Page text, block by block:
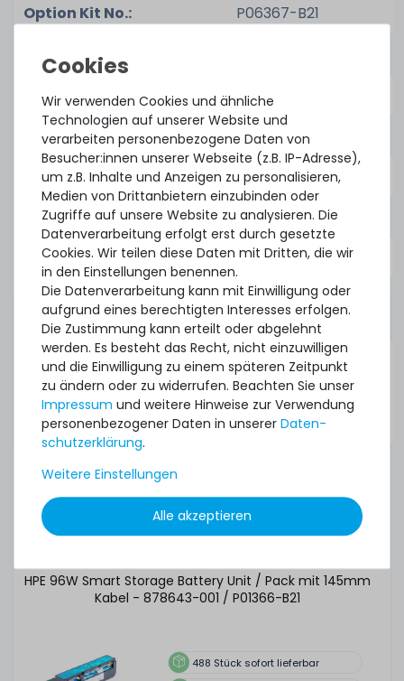
Option Kit No.:
P06367-B21
Renew Option Kit No.:
Spares Part No.:
P28344-001
Part No.:
-
Renew Part No.:
P06370-001U
Assembly No.:
P06370-001
Zustand:
neu,
originalverpackt
Lieferumfang:
1x Controller mit
High Profile
Slotblende, 1x Low
Profile Slotblende
Zubehör & Ersatzteile
HPE 96W Smart Storage Battery Unit / Pack mit 145mm
Kabel - 878643-001 / P01366-B21
488 Stück sofort lieferbar
Wir verwenden Cookies und ähnliche
Technologien auf unserer Website und
verarbeiten personenbezogene Daten von
Besucher:innen unserer Webseite (z.B. IP-Adresse),
um z.B. Inhalte und Anzeigen zu personalisieren,
Medien von Drittanbietern einzubinden oder
Zugriffe auf unsere Website zu analysieren. Die
Datenverarbeitung erfolgt erst durch gesetzte
Cookies. Wir teilen diese Daten mit Dritten, die wir
in den Einstellungen benennen.
Die Datenverarbeitung kann mit Einwilligung oder
aufgrund eines berechtigten Interesses erfolgen.
Die Zustimmung kann erteilt oder abgelehnt
werden. Es besteht das Recht, nicht einzuwilligen
und die Einwilligung zu einem späteren Zeitpunkt
zu ändern oder zu widerrufen. Beachten Sie unser
Impressum und weitere Hinweise zur Verwendung
personenbezogener Daten in unserer Daten­
schutz­erklärung.
Weitere Einstellungen
Alle akzeptieren